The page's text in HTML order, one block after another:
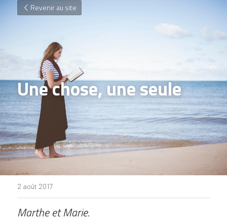
Revenir au site
Une chose, une seule
2 août 2017
Marthe et Marie.